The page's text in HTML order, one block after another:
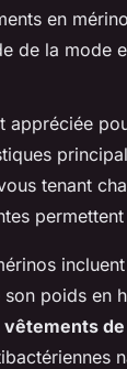
en
de la mode
appréciée
tenant
poids en
vêtements